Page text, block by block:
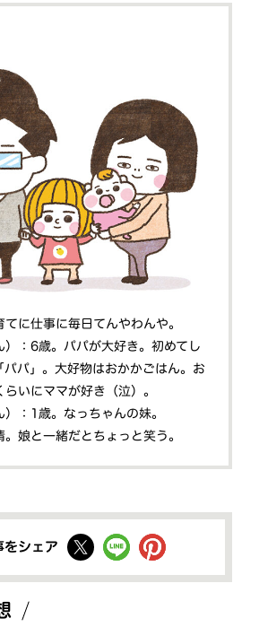
に仕事に毎日てんやわんや。
）：6歳。パパが大好き。初めてし
パパ」。大好物はおかかごはん。お
いにママが好き（泣）。
：1歳。なっちゃんの妹。
娘と一緒だとちょっと笑う。
をシェア